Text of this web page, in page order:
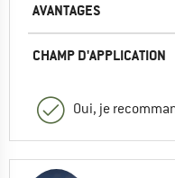
AVANTAGES
CHAMP D'APPLICATION
Oui, je